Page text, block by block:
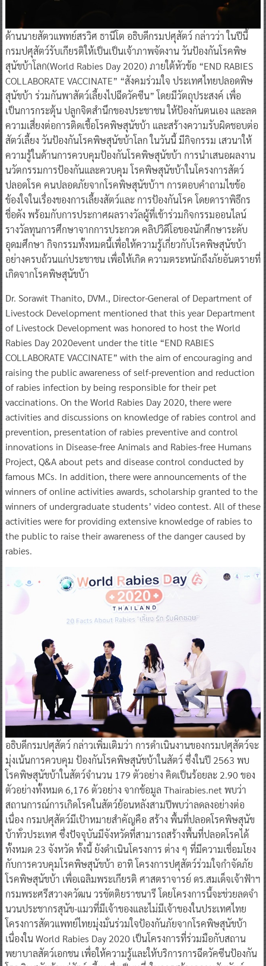
​ด้านนายสัตวแพทย์สรวิศ ธานีโต อธิบดีกรมปศุสัตว์ กล่าวว่า ในปีนี้
กรมปศุสัตว์รับเกียรติให้เป็นเป็นเจ้าภาพจัดงาน วันป้องกันโรคพิษ
สุนัขบ้าโลก(World Rabies Day 2020) ภายใต้หัวข้อ “END RABIES
COLLABORATE VACCINATE” “สังคมร่วมใจ ประเทศไทยปลอดพิษ
สุนัขบ้า ร่วมกันพาสัตว์เลี้ยงไปฉีดวัคซีน” โดยมีวัตถุประสงค์ เพื่อ
เป็นการกระตุ้น ปลูกจิตสํานึกของประชาชน ให้ป้องกันตนเอง และลด
ความเสี่ยงต่อการติดเชื้อโรคพิษสุนัขบ้า และสร้างความรับผิดชอบต่อ
สัตว์เลี้ยง วันป้องกันโรคพิษสุนัขบ้าโลก ในวันนี้ มีกิจกรรม เสวนาให้
ความรู้ในด้านการควบคุมป้องกันโรคพิษสุนัขบ้า การนําเสนอผลงาน
นวัตกรรมการป้องกันและควบคุม โรคพิษสุนัขบ้าในโครงการสัตว์
ปลอดโรค คนปลอดภัยจากโรคพิษสุนัขบ้าฯ การตอบคําถามไขข้อ
ข้องใจในเรื่องของการเลี้ยงสัตว์และ การป้องกันโรค โดยดาราพิธีกร
ชื่อดัง พร้อมกับการประกาศผลรางวัลผู้ที่เข้าร่วมกิจกรรมออนไลน์
รางวัลทุนการศึกษาจากการประกวด คลิปวิดีโอของนักศึกษาระดับ
อุดมศึกษา กิจกรรมทั้งหมดนี้เพื่อให้ความรู้เกี่ยวกับโรคพิษสุนัขบ้า
อย่างครบถ้วนแก่ประชาชน เพื่อให้เกิด ความตระหนักถึงภัยอันตรายที่
เกิดจากโรคพิษสุนัขบ้า
​Dr. Sorawit Thanito, DVM., Director-General of Department of
Livestock Development mentioned that this year Department
of Livestock Development was honored to host the World
Rabies Day 2020event under the title “END RABIES
COLLABORATE VACCINATE” with the aim of encouraging and
raising the public awareness of self-prevention and reduction
of rabies infection by being responsible for their pet
vaccinations. On the World Rabies Day 2020, there were
activities and discussions on knowledge of rabies control and
prevention, presentation of rabies preventive and control
innovations in Disease-free Animals and Rabies-free Humans
Project, Q&A about pets and disease control conducted by
famous MCs. In addition, there were announcements of the
winners of online activities awards, scholarship granted to the
winners of undergraduate students’ video contest. All of these
activities were for providing extensive knowledge of rabies to
the public to raise their awareness of the danger caused by
rabies.
​อธิบดีกรมปศุสัตว์ กล่าวเพิ่มเติมว่า การดําเนินงานของกรมปศุสัตว์จะ
มุ่งเน้นการควบคุม ป้องกันโรคพิษสุนัขบ้าในสัตว์ ซึ่งในปี 2563 พบ
โรคพิษสุนัขบ้าในสัตว์จํานวน 179 ตัวอย่าง คิดเป็นร้อยละ 2.90 ของ
ตัวอย่างทั้งหมด 6,176 ตัวอย่าง จากข้อมูล Thairabies.net พบว่า
สถานการณ์การเกิดโรคในสัตว์ย้อนหลังสามปีพบว่าลดลงอย่างต่อ
เนื่อง กรมปศุสัตว์มีเป้าหมายสําคัญคือ สร้าง พื้นที่ปลอดโรคพิษสุนัข
บ้าทั่วประเทศ ซึ่งปัจจุบันมีจังหวัดที่สามารถสร้างพื้นที่ปลอดโรคได้
ทั้งหมด 23 จังหวัด ทั้งนี้ ยังดําเนินโครงการ ต่าง ๆ ที่มีความเชื่อมโยง
กับการควบคุมโรคพิษสุนัขบ้า อาทิ โครงการปศุสัตว์ร่วมใจกําจัดภัย
โรคพิษสุนัขบ้า เพื่อเฉลิมพระเกียรติ ศาสตราจารย์ ดร.สมเด็จเจ้าฟ้าฯ
กรมพระศรีสวางควัฒน วรขัตติยราชนารี โดยโครงการนี้จะช่วยลดจํา
นวนประชากรสุนัข-แมวที่มีเจ้าของและไม่มีเจ้าของในประเทศไทย
โครงการสัตวแพทย์ไทยมุ่งมั่นร่วมใจป้องกันภัยจากโรคพิษสุนัขบ้า
เนื่องใน World Rabies Day 2020 เป็นโครงการที่ร่วมมือกับสถาน
พยาบาลสัตว์เอกชน เพื่อให้ความรู้และให้บริการการฉีดวัคซีนป้องกัน